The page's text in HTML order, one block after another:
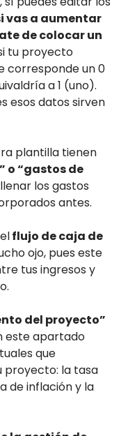
vas a aumentar
de colocar un
tu proyecto
corresponde un 0
a 1 (uno).
esos datos sirven
plantilla tienen
o “gastos de
los gastos
antes.
flujo de caja de
ojo, pues este
tus ingresos y
del proyecto”
este apartado
que
proyecto: la tasa
de inflación y la